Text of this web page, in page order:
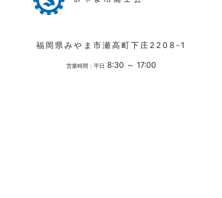
福岡県みやま市瀬高町下庄2208-1
営業時間：平日 8:30 ～ 17:00